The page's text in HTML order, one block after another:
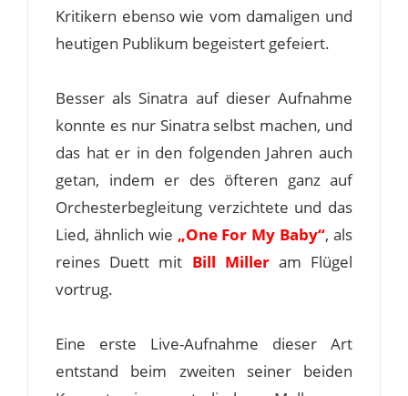
Kritikern ebenso wie vom damaligen und
heutigen Publikum begeistert gefeiert.
Besser als Sinatra auf dieser Aufnahme
konnte es nur Sinatra selbst machen, und
das hat er in den folgenden Jahren auch
getan, indem er des öfteren ganz auf
Orchesterbegleitung verzichtete und das
Lied, ähnlich wie „One For My Baby“, als
reines Duett mit Bill Milleram Flügel
vortrug.
Eine erste Live-Aufnahme dieser Art
entstand beim zweiten seiner beiden